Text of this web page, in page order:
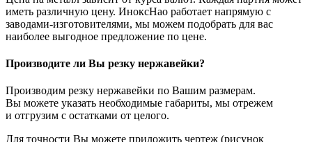
иметь различную цену. ИноксНао работает напрямую с
заводами-изготовителями, мы можем подобрать для вас
наиболее выгодное предложение по цене.
Производите ли Вы резку нержавейки?
Производим резку нержавейки по Вашим размерам.
Вы можете указать необходимые габариты, мы отрежем
и отгрузим с остатками от целого.
Для точности Вы можете приложить чертеж (рисунок